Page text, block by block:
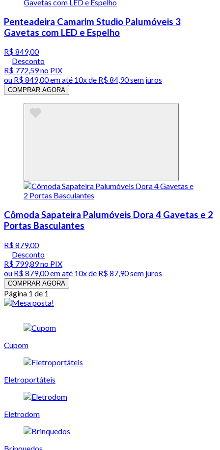
Penteadeira Camarim Studio Palumóveis 3
Gavetas com LED e Espelho
R$ 849,00
Desconto
R$ 772,59no PIX
ou R$ 849,00em até 10x de R$ 84,90 sem juros
COMPRAR AGORA
Cômoda Sapateira Palumóveis Dora 4 Gavetas e 2
Portas Basculantes
R$ 879,00
Desconto
R$ 799,89no PIX
ou R$ 879,00em até 10x de R$ 87,90 sem juros
COMPRAR AGORA
Página 1 de 1
Cupom
Eletroportáteis
Eletrodom